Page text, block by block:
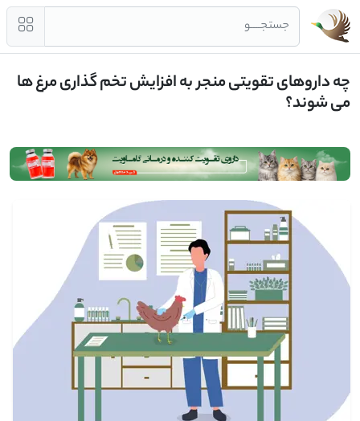
جستجــــو
چه داروهای تقویتی منجر به افزایش تخم گذاری مرغ ها
می شوند؟